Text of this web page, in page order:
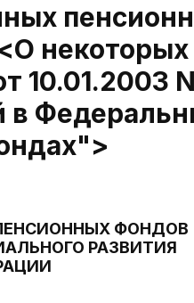
10.01.2003
в
ФОНДОВ
РАЗВИТИЯ